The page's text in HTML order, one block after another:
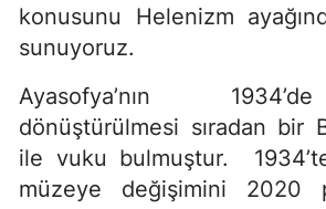
konusunu Helenizm
sunuyoruz.
Ayasofya’nın
dönüştürülmesi sıradan bir
ile vuku bulmuştur. 1934’te
müzeye değişimini 2020